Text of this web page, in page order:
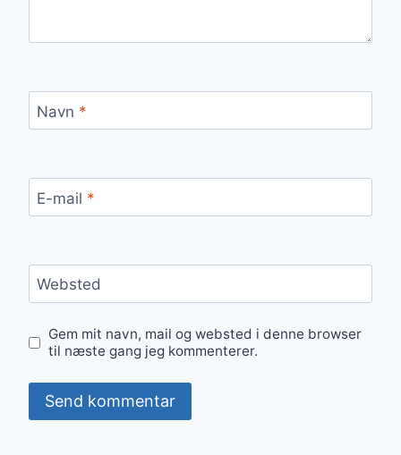
Navn *
E-mail *
Websted
Gem mit navn, mail og websted i denne browser
til næste gang jeg kommenterer.